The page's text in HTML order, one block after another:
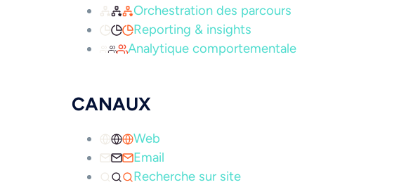
Orchestration des parcours
Reporting & insights
Analytique comportementale
CANAUX
Web
Email
Recherche sur site